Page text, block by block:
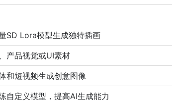
SD Lora模型生成独特插画
产品视觉或UI素材
和短视频生成创意图像
自定义模型，提高AI生成能力